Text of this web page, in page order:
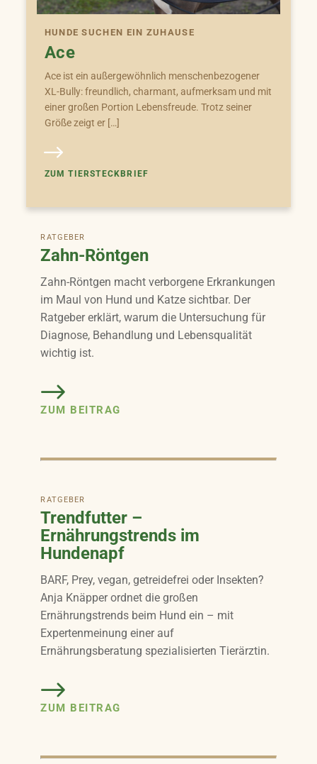
HUNDE SUCHEN EIN ZUHAUSE
Ace
Ace ist ein außergewöhnlich menschenbezogener
XL-Bully: freundlich, charmant, aufmerksam und mit
einer großen Portion Lebensfreude. Trotz seiner
Größe zeigt er […]
ZUM TIERSTECKBRIEF
RATGEBER
Zahn-Röntgen
Zahn-Röntgen macht verborgene Erkrankungen
im Maul von Hund und Katze sichtbar. Der
Ratgeber erklärt, warum die Untersuchung für
Diagnose, Behandlung und Lebensqualität
wichtig ist.
ZUM BEITRAG
RATGEBER
Trendfutter –
Ernährungstrends im
Hundenapf
BARF, Prey, vegan, getreidefrei oder Insekten?
Anja Knäpper ordnet die großen
Ernährungstrends beim Hund ein – mit
Expertenmeinung einer auf
Ernährungsberatung spezialisierten Tierärztin.
ZUM BEITRAG